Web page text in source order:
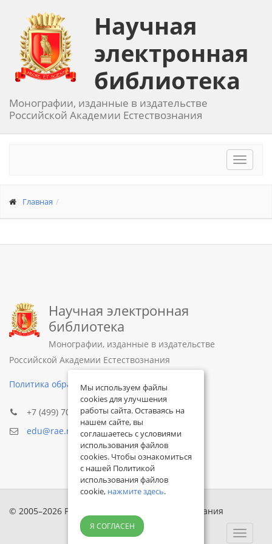
Научная
электронная
библиотека
Монографии, изданные в издательстве
Российской Академии Естествознания
Toggle
Главная
Научная электронная
библиотека
Монографии, изданные в издательстве
Российской Академии Естествознания
Политика обработки персональных данных
+7 (499) 705-72-30
edu@rae.ru
© 2005–2026 Российская академия естествознания
Toggle
Мы используем файлы
cookies для улучшения
работы сайта. Оставаясь на
нашем сайте, вы
соглашаетесь с условиями
использования файлов
cookies. Чтобы ознакомиться
с нашей Политикой
использования файлов
cookie, нажмите здесь.
Я СОГЛАСЕН